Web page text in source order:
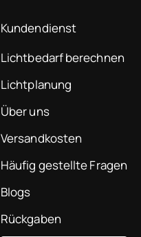
Kundendienst
Lichtbedarf berechnen
Lichtplanung
Über uns
Versandkosten
Häufig gestellte Fragen
Blogs
Rückgaben